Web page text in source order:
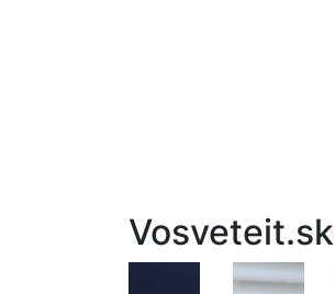
Vosveteit.sk